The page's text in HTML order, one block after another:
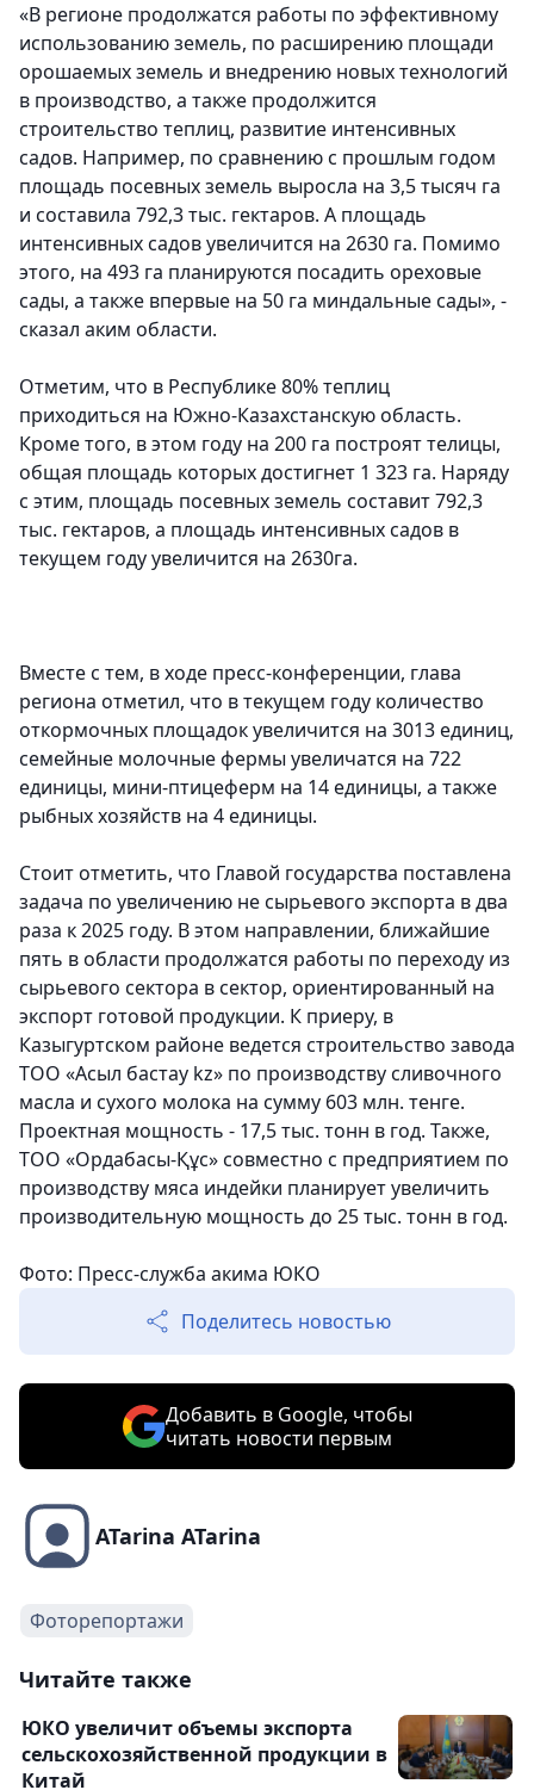
«В регионе продолжатся работы по эффективному
использованию земель, по расширению площади
орошаемых земель и внедрению новых технологий
в производство, а также продолжится
строительство теплиц, развитие интенсивных
садов. Например, по сравнению с прошлым годом
площадь посевных земель выросла на 3,5 тысяч га
и составила 792,3 тыс. гектаров. А площадь
интенсивных садов увеличится на 2630 га. Помимо
этого, на 493 га планируются посадить ореховые
сады, а также впервые на 50 га миндальные сады», -
сказал аким области.
Отметим, что в Республике 80% теплиц
приходиться на Южно-Казахстанскую область.
Кроме того, в этом году на 200 га построят телицы,
общая площадь которых достигнет 1 323 га. Наряду
с этим, площадь посевных земель составит 792,3
тыс. гектаров, а площадь интенсивных садов в
текущем году увеличится на 2630га.
Вместе с тем, в ходе пресс-конференции, глава
региона отметил, что в текущем году количество
откормочных площадок увеличится на 3013 единиц,
семейные молочные фермы увеличатся на 722
единицы, мини-птицеферм на 14 единицы, а также
рыбных хозяйств на 4 единицы.
Стоит отметить, что Главой государства поставлена
задача по увеличению не сырьевого экспорта в два
раза к 2025 году. В этом направлении, ближайшие
пять в области продолжатся работы по переходу из
сырьевого сектора в сектор, ориентированный на
экспорт готовой продукции. К приеру, в
Казыгуртском районе ведется строительство завода
ТОО «Асыл бастау kz» по производству сливочного
масла и сухого молока на сумму 603 млн. тенге.
Проектная мощность - 17,5 тыс. тонн в год. Также,
ТОО «Ордабасы-Құс» совместно с предприятием по
производству мяса индейки планирует увеличить
производительную мощность до 25 тыс. тонн в год.
Фото: Пресс-служба акима ЮКО
Поделитесь новостью
Добавить в Google, чтобы
читать новости первым
ATarina ATarina
Фоторепортажи
Читайте также
ЮКО увеличит объемы экспорта
сельскохозяйственной продукции в
Китай